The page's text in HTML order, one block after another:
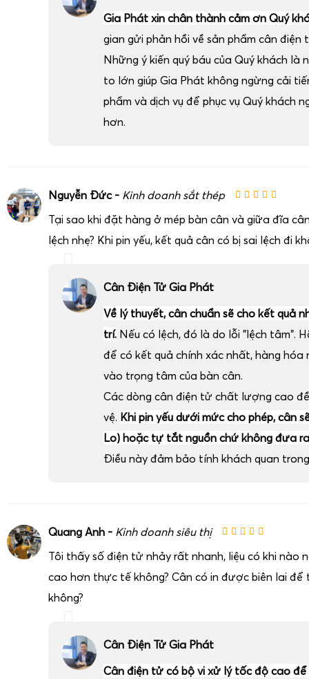
Gia Phát xin chân thành cảm ơn Quý
gian gửi phản hồi về sản phẩm cân điện
Những ý kiến quý báu của Quý khách là
to lớn giúp Gia Phát không ngừng cải
phẩm và dịch vụ để phục vụ Quý khách
hơn.
Nguyễn Đức - Kinh doanh sắt thép
Tại sao khi đặt hàng ở mép bàn cân và giữa đĩa
lệch nhẹ? Khi pin yếu, kết quả cân có bị sai lệch đi
Cân Điện Tử Gia Phát
Về lý thuyết, cân chuẩn sẽ cho kết quả
trí. Nếu có lệch, đó là do lỗi "lệch tâm".
để có kết quả chính xác nhất, hàng
vào trọng tâm của bàn cân.
Các dòng cân điện tử chất lượng cao
vệ. Khi pin yếu dưới mức cho phép, cân
Lo) hoặc tự tắt nguồn chứ không đưa
Điều này đảm bảo tính khách quan
Quang Anh - Kinh doanh siêu thị
Tôi thấy số điện tử nhảy rất nhanh, liệu có khi nào
cao hơn thực tế không? Cân có in được biên lai để
không?
Cân Điện Tử Gia Phát
Cân điện tử có bộ vi xử lý tốc độ cao để